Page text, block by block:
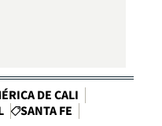
DE CALI
SANTA FE